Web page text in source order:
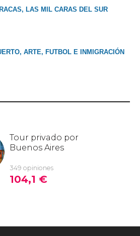
LAS MIL CARAS DEL SUR
ARTE, FUTBOL E INMIGRACIÓN